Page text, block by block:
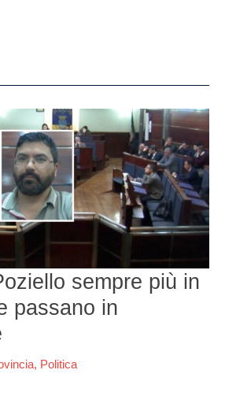
sempre più in
passano in
, Politica